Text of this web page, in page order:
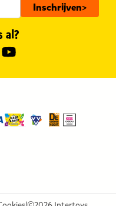
Inschrijven>
al?